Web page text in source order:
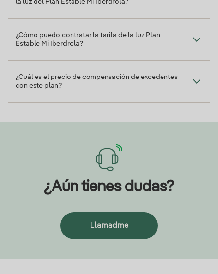
la luz del Plan Estable Mi Iberdrola?
¿Cómo puedo contratar la tarifa de la luz Plan
Estable Mi Iberdrola?
¿Cuál es el precio de compensación de excedentes
con este plan?
¿Aún tienes dudas?
Llamadme